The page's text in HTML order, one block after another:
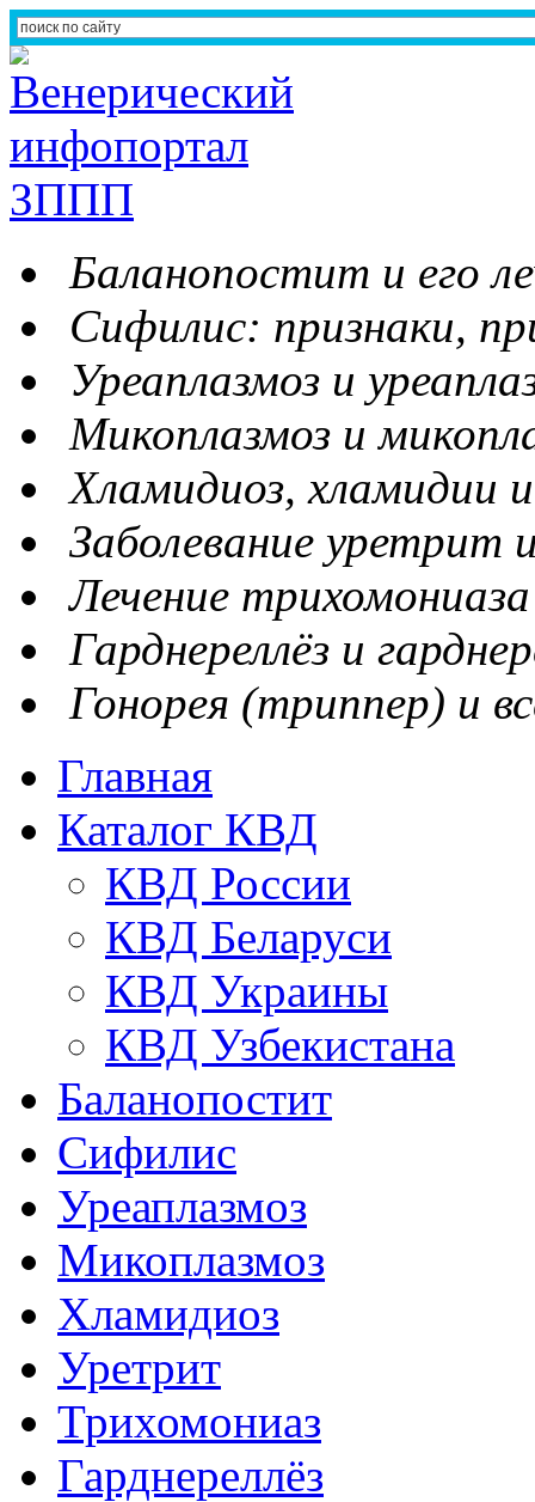
Баланопостит и его
Сифилис: признаки,
Уреаплазмоз и
Микоплазмоз и
Хламидиоз, хламидии
Заболевание уретрит
Лечение
Гарднереллёз и
Гонорея (триппер) и
Главная
Каталог КВД
КВД России
КВД Беларуси
КВД Украины
КВД Узбекистана
Баланопостит
Сифилис
Уреаплазмоз
Микоплазмоз
Хламидиоз
Уретрит
Трихомониаз
Гарднереллёз